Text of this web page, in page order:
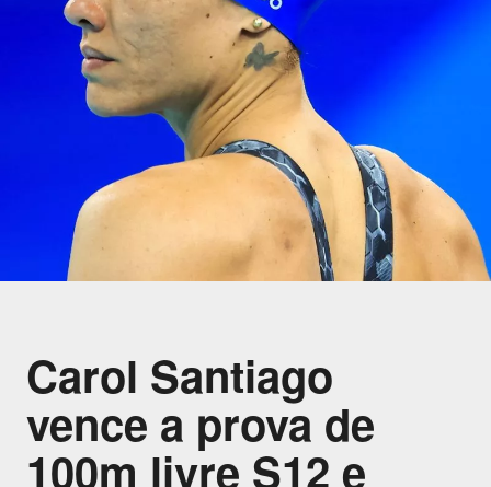
Carol Santiago
vence a prova de
100m livre S12 e